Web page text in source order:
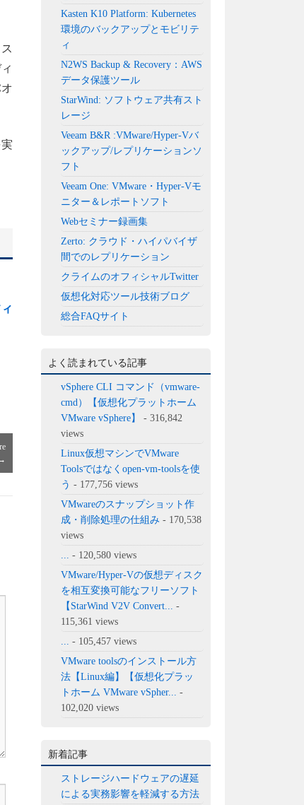
Kasten K10 Platform: Kubernetes
環境のバックアップとモビリテ
ィ
N2WS Backup & Recovery：AWS
データ保護ツール
StarWind: ソフトウェア共有スト
レージ
Veeam B&R :VMware/Hyper-Vバ
ックアップ/レプリケーションソ
フト
Veeam One: VMware・Hyper-Vモ
ニター＆レポートソフト
Webセミナー録画集
Zerto: クラウド・ハイパバイザ
間でのレプリケーション
クライムのオフィシャルTwitter
仮想化対応ツール技術ブログ
総合FAQサイト
よく読まれている記事
vSphere CLI コマンド（vmware-
cmd）【仮想化プラットホーム
VMware vSphere】
- 316,842
views
Linux仮想マシンでVMware
Toolsではなくopen-vm-toolsを使
う - 177,756 views
VMwareのスナップショット作
成・削除処理の仕組み - 170,538
views
- 120,580 views
VMware/Hyper-Vの仮想ディスク
を相互変換可能なフリーソフト
【StarWind V2V Convert...
-
115,361 views
- 105,457 views
VMware toolsのインストール方
法【Linux編】【仮想化プラッ
トホーム VMware vSpher...
-
102,020 views
新着記事
ストレージハードウェアの遅延
による実務影響を軽減する方法